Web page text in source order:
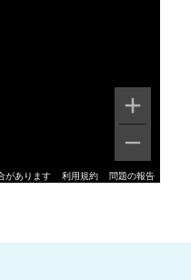
があります 利用規約 問題の報告